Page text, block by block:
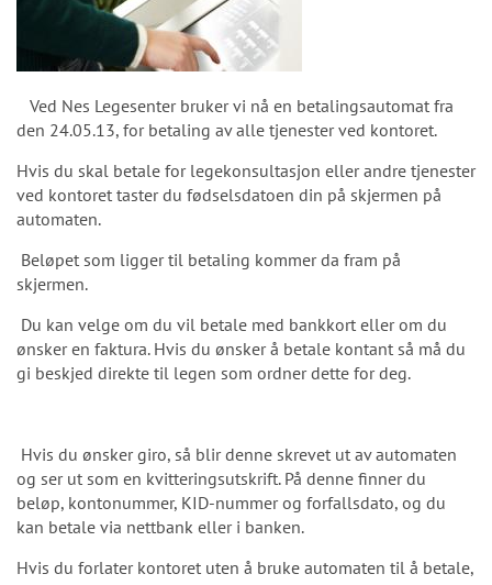
Ved Nes Legesenter bruker vi nå en betalingsautomat fra
den 24.05.13, for betaling av alle tjenester ved kontoret.
Hvis du skal betale for legekonsultasjon eller andre tjenester
ved kontoret taster du fødselsdatoen din på skjermen på
automaten.
Beløpet som ligger til betaling kommer da fram på
skjermen.
Du kan velge om du vil betale med bankkort eller om du
ønsker en faktura. Hvis du ønsker å betale kontant så må du
gi beskjed direkte til legen som ordner dette for deg.
Hvis du ønsker giro, så blir denne skrevet ut av automaten
og ser ut som en kvitteringsutskrift. På denne finner du
beløp, kontonummer, KID-nummer og forfallsdato, og du
kan betale via nettbank eller i banken.
Hvis du forlater kontoret uten å bruke automaten til å betale,